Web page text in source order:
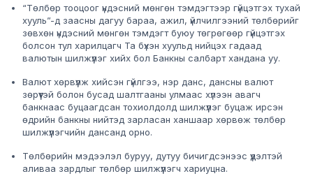
“Төлбөр тооцоог үндэсний мөнгөн тэмдэгтээр гүйцэтгэх тухай
хууль”-д заасны дагуу бараа, ажил, үйлчилгээний төлбөрийг
зөвхөн үндэсний мөнгөн тэмдэгт буюу төгрөгөөр гүйцэтгэх
болсон тул харилцагч Та бүхэн хуульд нийцэх гадаад
валютын шилжүүлэг хийх бол Банкны салбарт хандана уу.
Валют хөрвүүлж хийсэн гүйлгээ, нэр данс, дансны валют
зөрүүтэй болон бусад шалтгааны улмаас хүлээн авагч
банкнаас буцаагдсан тохиолдолд шилжүүлэг буцаж ирсэн
өдрийн банкны нийтэд зарласан ханшаар хөрвөж төлбөр
шилжүүлэгчийн дансанд орно.
Төлбөрийн мэдээлэл буруу, дутуу бичигдсэнээс үүдэлтэй
аливаа зардлыг төлбөр шилжүүлэгч хариуцна.